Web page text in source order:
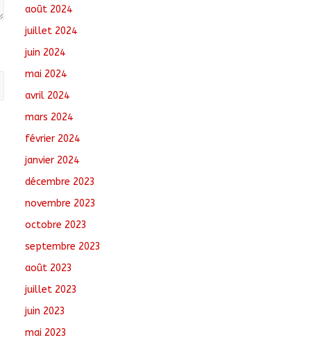
août 2024
juillet 2024
juin 2024
mai 2024
avril 2024
mars 2024
février 2024
janvier 2024
décembre 2023
novembre 2023
octobre 2023
septembre 2023
août 2023
juillet 2023
juin 2023
mai 2023